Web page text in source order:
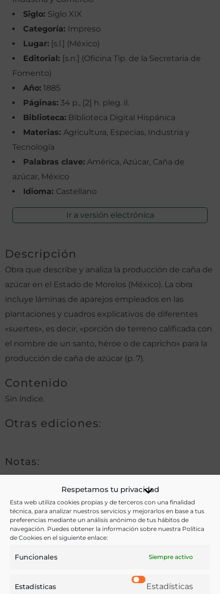
Respetamos tu privacidad
Esta web utiliza cookies propias y de terceros con una finalidad
técnica, para analizar nuestros servicios y mejorarlos en base a tus
preferencias mediante un análisis anónimo de tus hábitos de
navegación. Puedes obtener la información sobre nuestra Política
de Cookies en el siguiente enlace:
Funcionales Siempre activo
Estadísticas Estadísticas
Siglo: Siglo XIX
Categoría: Impreso
Lugar: [s.l.] (México)
Editorial: [s.n.] (Oficina Tip. de la Secretaría de
Fomento)
Año: 1885
Páginas: 34 p., [2] h. pleg. il.
Biblioteca: Biblioteca Digital Hispánica
Materias: Agricultura, Especias, Industria y
Tecnología
Palabras clave: América, Azúcar, Caña de
azúcar, México
Idioma: Castellano
Ir a versión electrónica
Descripción
Obra que describe y analiza la producción de caña de
azúcar en el Estado de Morelos (México). La obra
incluye láminas de aparejos empleados en las
plantaciones y cuadros explicativos de diferentes
«suertes», es decir, «porción de terreno calificada con
el nombre de un santo, héroe o de capricho» para la
producción de caña de azúcar (p. 7).
Contenido
Sin índice.
Otras ediciones:
Notas:
El estado mexicano en el que se centra el estudio
está formado por los distritos de Yautepec, Morelos,
Tetecala y Jonacatepec, según se indica en la propia
obra.
Agricultura,Especias Industria y Tecnología